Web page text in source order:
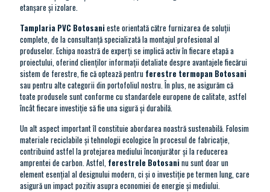
etanşare şi izolare.
Tamplaria PVC Botosani este orientată către furnizarea de soluţii
complete, de la consultanţă specializată la montajul profesional al
produselor. Echipa noastră de experţi se implică activ în fiecare etapă a
proiectului, oferind clienţilor informaţii detaliate despre avantajele fiecărui
sistem de ferestre, fie că optează pentru ferestre termopan Botosani
sau pentru alte categorii din portofoliul nostru. În plus, ne asigurăm că
toate produsele sunt conforme cu standardele europene de calitate, astfel
încât fiecare investiţie să fie una sigură şi durabilă.
Un alt aspect important îl constituie abordarea noastră sustenabilă. Folosim
materiale reciclabile şi tehnologii ecologice în procesul de fabricaţie,
contribuind astfel la protejarea mediului înconjurător şi la reducerea
amprentei de carbon. Astfel, ferestrele Botosani nu sunt doar un
element esenţial al designului modern, ci şi o investiţie pe termen lung, care
asigură un impact pozitiv asupra economiei de energie şi mediului.